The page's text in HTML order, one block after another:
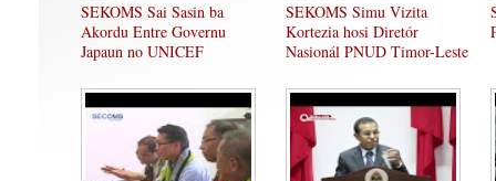
SEKOMS Sai Sasin ba
Akordu Entre Governu
Japaun no UNICEF
SEKOMS Simu Vizita
Kortezia hosi Diretór
Nasionál PNUD Timor-Leste